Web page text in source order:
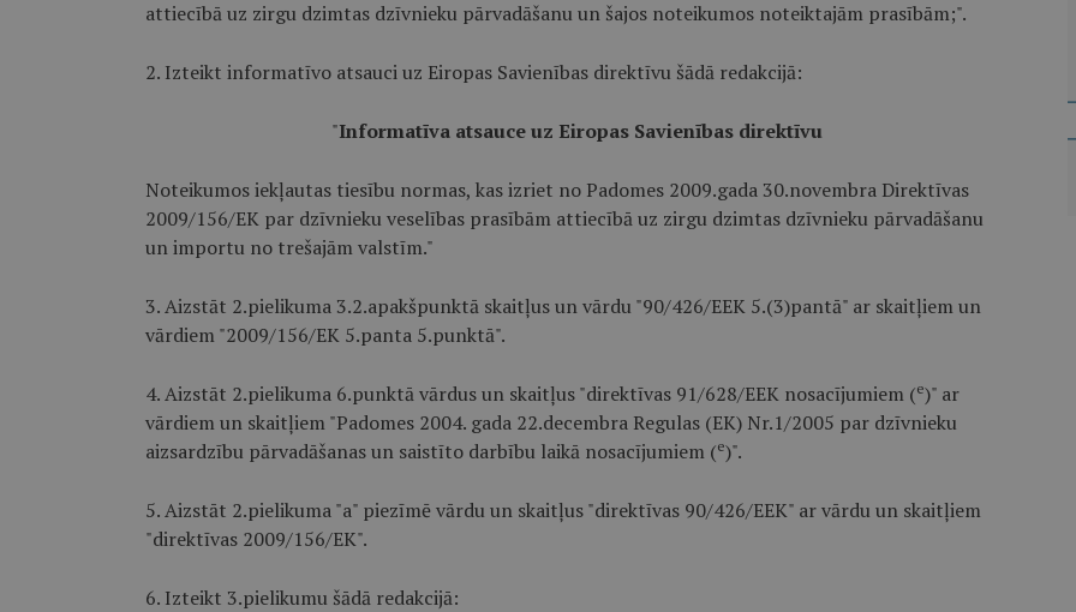
attiecībā uz zirgu dzimtas dzīvnieku pārvadāšanu un šajos noteikumos noteiktajām prasībām;".
2. Izteikt informatīvo atsauci uz Eiropas Savienības direktīvu šādā redakcijā:
"Informatīva atsauce uz Eiropas Savienības direktīvu
Noteikumos iekļautas tiesību normas, kas izriet no Padomes 2009.gada 30.novembra Direktīvas
2009/156/EK par dzīvnieku veselības prasībām attiecībā uz zirgu dzimtas dzīvnieku pārvadāšanu
un importu no trešajām valstīm."
3. Aizstāt 2.pielikuma 3.2.apakšpunktā skaitļus un vārdu "90/426/EEK 5.(3)pantā" ar skaitļiem un
vārdiem "2009/156/EK 5.panta 5.punktā".
4. Aizstāt 2.pielikuma 6.punktā vārdus un skaitļus "direktīvas 91/628/EEK nosacījumiem (e)" ar
vārdiem un skaitļiem "Padomes 2004. gada 22.decembra Regulas (EK) Nr.1/2005 par dzīvnieku
aizsardzību pārvadāšanas un saistīto darbību laikā nosacījumiem (e)".
5. Aizstāt 2.pielikuma "a" piezīmē vārdu un skaitļus "direktīvas 90/426/EEK" ar vārdu un skaitļiem
"direktīvas 2009/156/EK".
6. Izteikt 3.pielikumu šādā redakcijā: